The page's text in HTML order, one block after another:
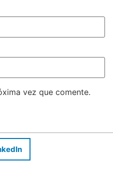
vez que comente.